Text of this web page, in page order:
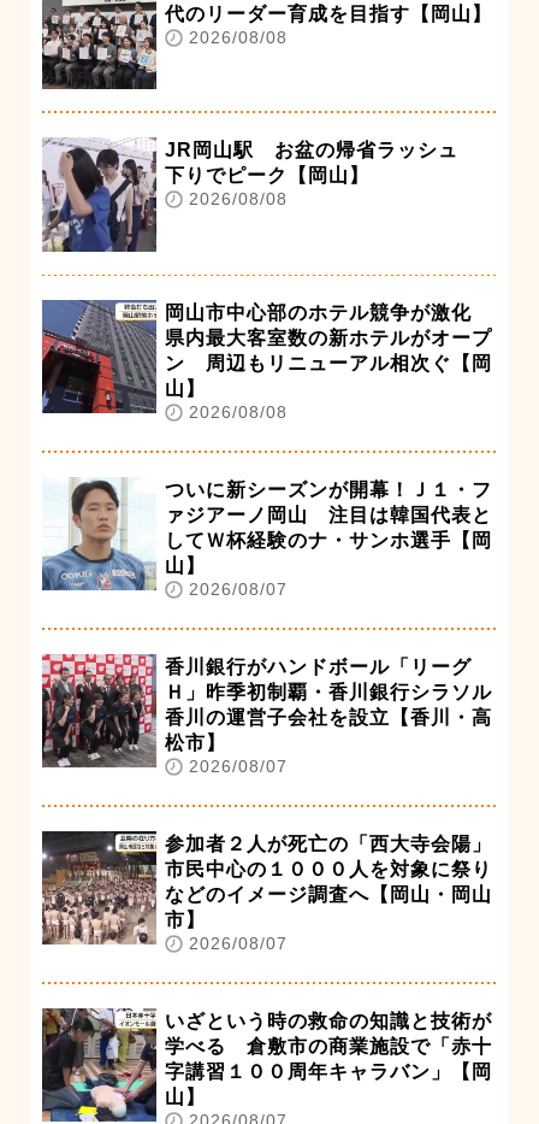
代のリーダー育成を目指す【岡山】
2026/08/08
JR岡山駅 お盆の帰省ラッシュ
下りでピーク【岡山】
2026/08/08
岡山市中心部のホテル競争が激化
県内最大客室数の新ホテルがオープ
ン 周辺もリニューアル相次ぐ【岡
山】
2026/08/08
ついに新シーズンが開幕！Ｊ１・フ
ァジアーノ岡山 注目は韓国代表と
してＷ杯経験のナ・サンホ選手【岡
山】
2026/08/07
香川銀行がハンドボール「リーグ
Ｈ」昨季初制覇・香川銀行シラソル
香川の運営子会社を設立【香川・高
松市】
2026/08/07
参加者２人が死亡の「西大寺会陽」
市民中心の１０００人を対象に祭り
などのイメージ調査へ【岡山・岡山
市】
2026/08/07
いざという時の救命の知識と技術が
学べる 倉敷市の商業施設で「赤十
字講習１００周年キャラバン」【岡
山】
2026/08/07